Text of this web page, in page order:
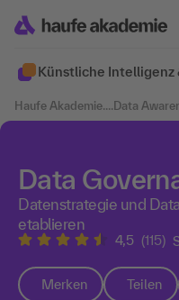
Künstliche Intelligenz
Haufe Akademie....Data
Data
Datenstrategie und
etablieren
4,5 (115)
Merken Teilen